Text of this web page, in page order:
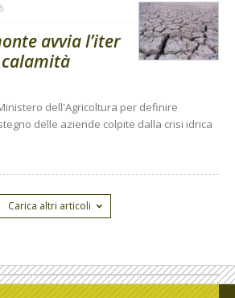
avvia l’iter
dell'Agricoltura per definire
delle aziende colpite dalla crisi idrica
Carica altri articoli